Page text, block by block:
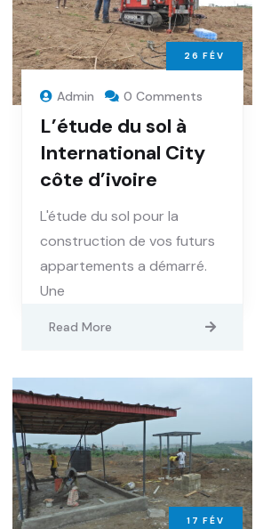
26 FÉV
Admin 0 Comments
L’étude du sol à
International City
côte d’ivoire
L'étude du sol pour la
construction de vos futurs
appartements a démarré.
Une
Read More
17 FÉV